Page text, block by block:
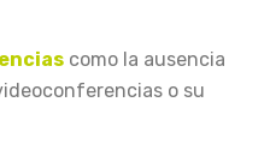
como la ausencia
o su